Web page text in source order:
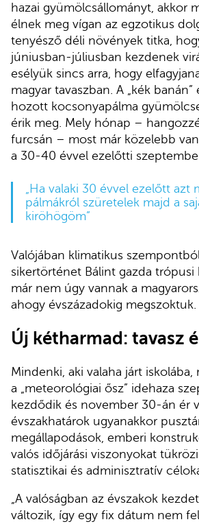
hazai gyümölcsállományt, akkor
élnek meg vígan az egzotikus
tenyésző déli növények titka,
júniusban-júliusban kezdenek
esélyük sincs arra, hogy
magyar tavaszban. A „kék banán”
hozott kocsonyapálma
érik meg. Mely hónap –
furcsán – most már közelebb
a 30-40 évvel ezelőtti
„Ha valaki 30 évvel ezelőtt azt
pálmákról szüretelek majd a
kiröhögöm”
Valójában klimatikus
sikertörténet Bálint gazda trópusi
már nem úgy vannak a
ahogy évszázadokig megszoktuk.
Új kétharmad: tavasz
Mindenki, aki valaha járt
a „meteorológiai ősz” idehaza
kezdődik és november 30-án ér
évszakhatárok ugyanakkor
megállapodások, emberi
valós időjárási viszonyokat
statisztikai és adminisztratív
„A valóságban az évszakok
változik, így egy fix dátum nem